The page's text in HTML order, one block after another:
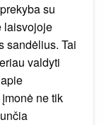
su
laisvojoje
sandėlius. Tai
valdyti
ne tik